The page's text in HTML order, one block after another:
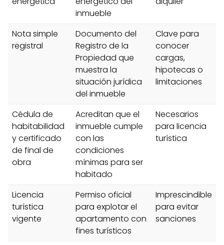
inmueble
Nota simple
registral
Documento del
Registro de la
Propiedad que
muestra la
situación jurídica
del inmueble
Clave para
conocer
cargas,
hipotecas o
limitaciones
Cédula de
habitabilidad
y certificado
de final de
obra
Acreditan que el
inmueble cumple
con las
condiciones
mínimas para ser
habitado
Necesarios
para licencia
turística
Licencia
turística
vigente
Permiso oficial
para explotar el
apartamento con
fines turísticos
Imprescindible
para evitar
sanciones